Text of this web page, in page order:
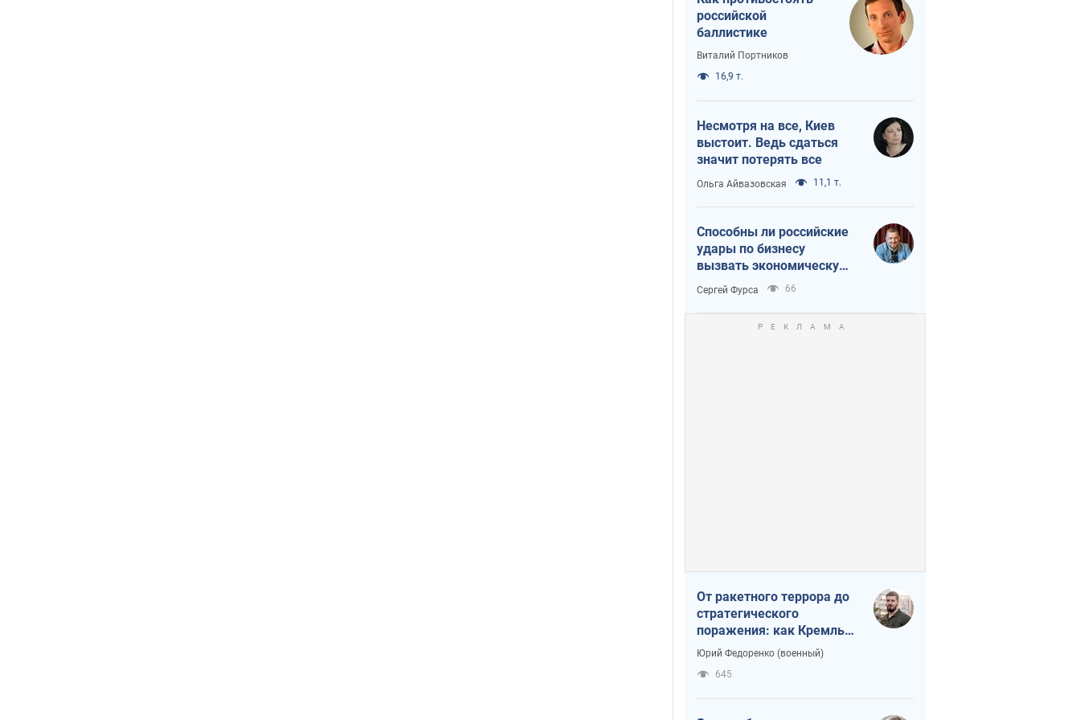
российской
баллистике
Виталий Портников
16,9 т.
Несмотря на все, Киев
выстоит. Ведь сдаться
значит потерять все
Ольга Айвазовская 11,1 т.
Способны ли российские
удары по бизнесу
вызвать экономическую
катастрофу?
Сергей Фурса 66
От ракетного террора до
стратегического
поражения: как Кремль
загнал себя в ловушку
Юрий Федоренко (военный)
645